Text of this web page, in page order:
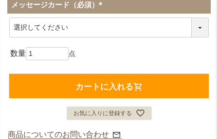
メッセージカード（必須）
(
カートに入れる
お気に入りに登録する
商品についてのお問い合わせ